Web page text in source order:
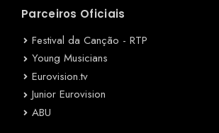
Parceiros Oficiais
Festival da Canção - RTP
Young Musicians
Eurovision.tv
Junior Eurovision
ABU